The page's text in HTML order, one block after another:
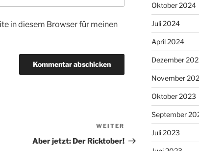
in diesem Browser für meinen
Beitrag
WEITER
Aber jetzt: Der Ricktober!
Oktober 2024
Juli 2024
April 2024
Dezember
November
Oktober 2023
September
Juli 2023